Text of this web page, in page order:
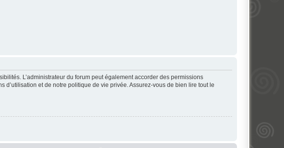
L’administrateur du forum peut également accorder des permissions
et de notre politique de vie privée. Assurez-vous de bien lire tout le